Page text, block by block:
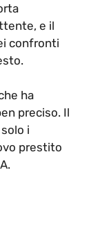
e il
confronti
ha
preciso. Il
i
prestito